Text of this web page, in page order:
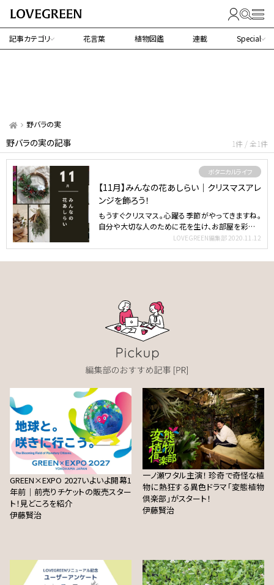
記事カテゴリ 花言葉 植物図鑑 連載 Special
野バラの実
野バラの実の記事 1件 / 全1件
ボタニカルライフ
【11月】みんなの花あしらい｜クリスマスアレ
ンジを飾ろう！
もうすぐクリスマス。心躍る季節がやってきますね。
自分や大切な人のために花を生け、お部屋を彩って
LOVEGREEN編集部 2020.11.12
GREEN×EXPO 2027いよいよ開幕1
年前｜前売りチケットの販売スター
ト！見どころを紹介
伊藤賢治
一ノ瀬ワタル主演！ 珍奇で奇怪な植
物に熱狂する異色ドラマ「変態植物
倶楽部」がスタート！
伊藤賢治